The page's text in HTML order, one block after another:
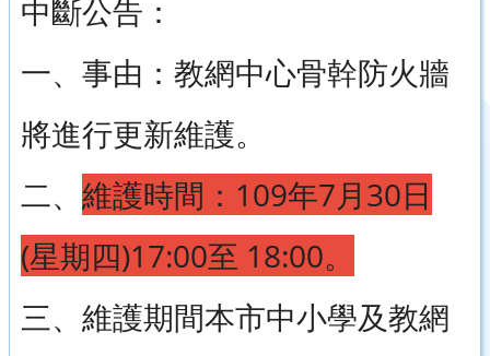
中斷公告：
一、事由：教網中心骨幹防火牆
將進行更新維護。
二、 維護時間：109年7月30日
(星期四)17:00至 18:00。
三、維護期間本市中小學及教網